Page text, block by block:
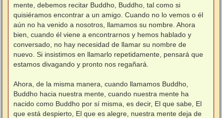
mente, debemos recitar Buddho, Buddho, tal como si
quisiéramos encontrar a un amigo. Cuando no lo vemos o él
aún no ha venido a nosotros, llamamos su nombre. Ahora
bien, cuando él viene a encontrarnos y hemos hablado y
conversado, no hay necesidad de llamar su nombre de
nuevo. Si insistimos en llamarlo repetidamente, pensará que
estamos divagando y pronto nos regañará.
Ahora, de la misma manera, cuando llamamos Buddho,
Buddho hacia nuestra mente, cuando nuestra mente ha
nacido como Buddho por sí misma, es decir, El que sabe, El
que está despierto, El que es alegre, nuestra mente deja de